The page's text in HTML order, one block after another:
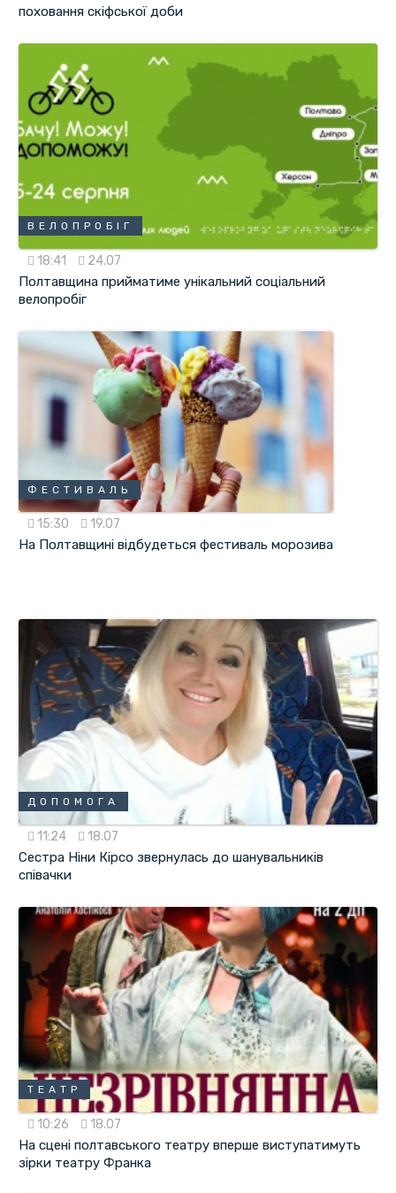
поховання скіфської доби
ВЕЛОПРОБІГ
18:41 24.07
Полтавщина прийматиме унікальний соціальний
велопробіг
ФЕСТИВАЛЬ
15:30 19.07
На Полтавщині відбудеться фестиваль морозива
ДОПОМОГА
11:24 18.07
Сестра Ніни Кірсо звернулась до шанувальників
співачки
ТЕАТР
10:26 18.07
На сцені полтавського театру вперше виступатимуть
зірки театру Франка